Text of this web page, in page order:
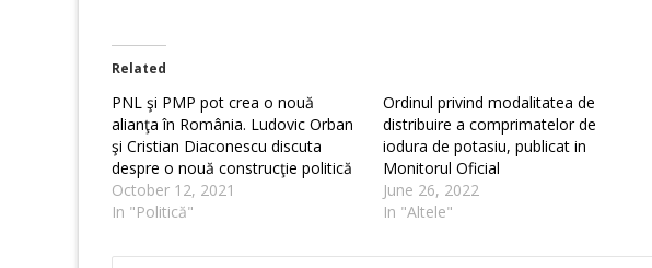
Related
PNL şi PMP pot crea o nouă
alianţa în România. Ludovic Orban
şi Cristian Diaconescu discuta
despre o nouă construcţie politică
October 12, 2021
In "Politică"
Ordinul privind modalitatea de
distribuire a comprimatelor de
iodura de potasiu, publicat in
Monitorul Oficial
June 26, 2022
In "Altele"